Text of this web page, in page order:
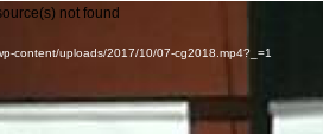
not found
content/uploads/2017/10/07-cg2018.mp4?_=1